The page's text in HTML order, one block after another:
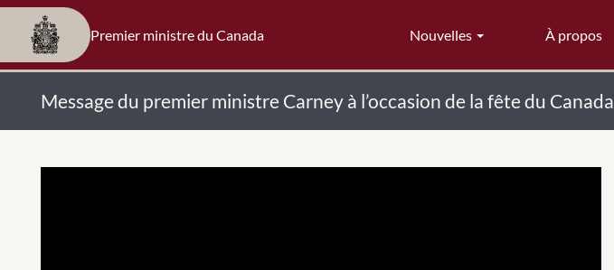
Premier ministre du Canada Nouvelles À propos
Message du premier ministre Carney à l’occasion de la fête du Canada